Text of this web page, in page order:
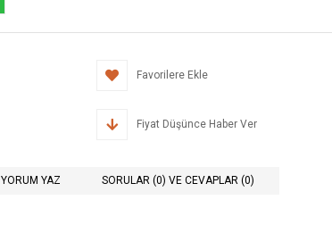
Favorilere Ekle
Fiyat Düşünce Haber Ver
YORUM YAZ SORULAR (0) VE CEVAPLAR (0)